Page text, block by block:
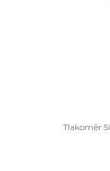
Tlakoměr